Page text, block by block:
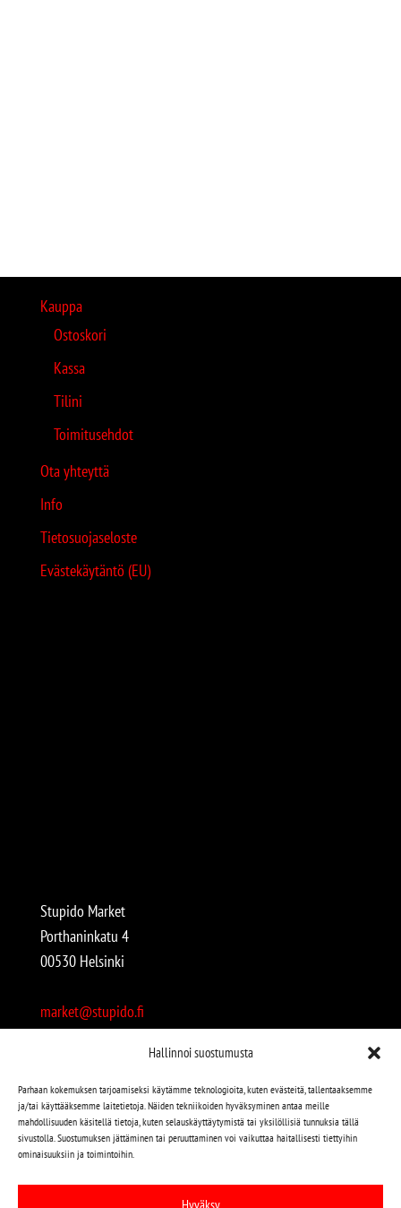
Hallinnoi suostumusta
Parhaan kokemuksen tarjoamiseksi käytämme teknologioita, kuten evästeitä, tallentaaksemme
ja/tai käyttääksemme laitetietoja. Näiden tekniikoiden hyväksyminen antaa meille
mahdollisuuden käsitellä tietoja, kuten selauskäyttäytymistä tai yksilöllisiä tunnuksia tällä
sivustolla. Suostumuksen jättäminen tai peruuttaminen voi vaikuttaa haitallisesti tiettyihin
ominaisuuksiin ja toimintoihin.
Hyväksy
Kauppa
Ostoskori
Kassa
Tilini
Toimitusehdot
Ota yhteyttä
Info
Tietosuojaseloste
Evästekäytäntö (EU)
Stupido Market
Porthaninkatu 4
00530 Helsinki
market@stupido.fi
Avoinna:
arkisin 12-18
lauantaisin 12-17
Stupido löytyy myös kivijalasta!